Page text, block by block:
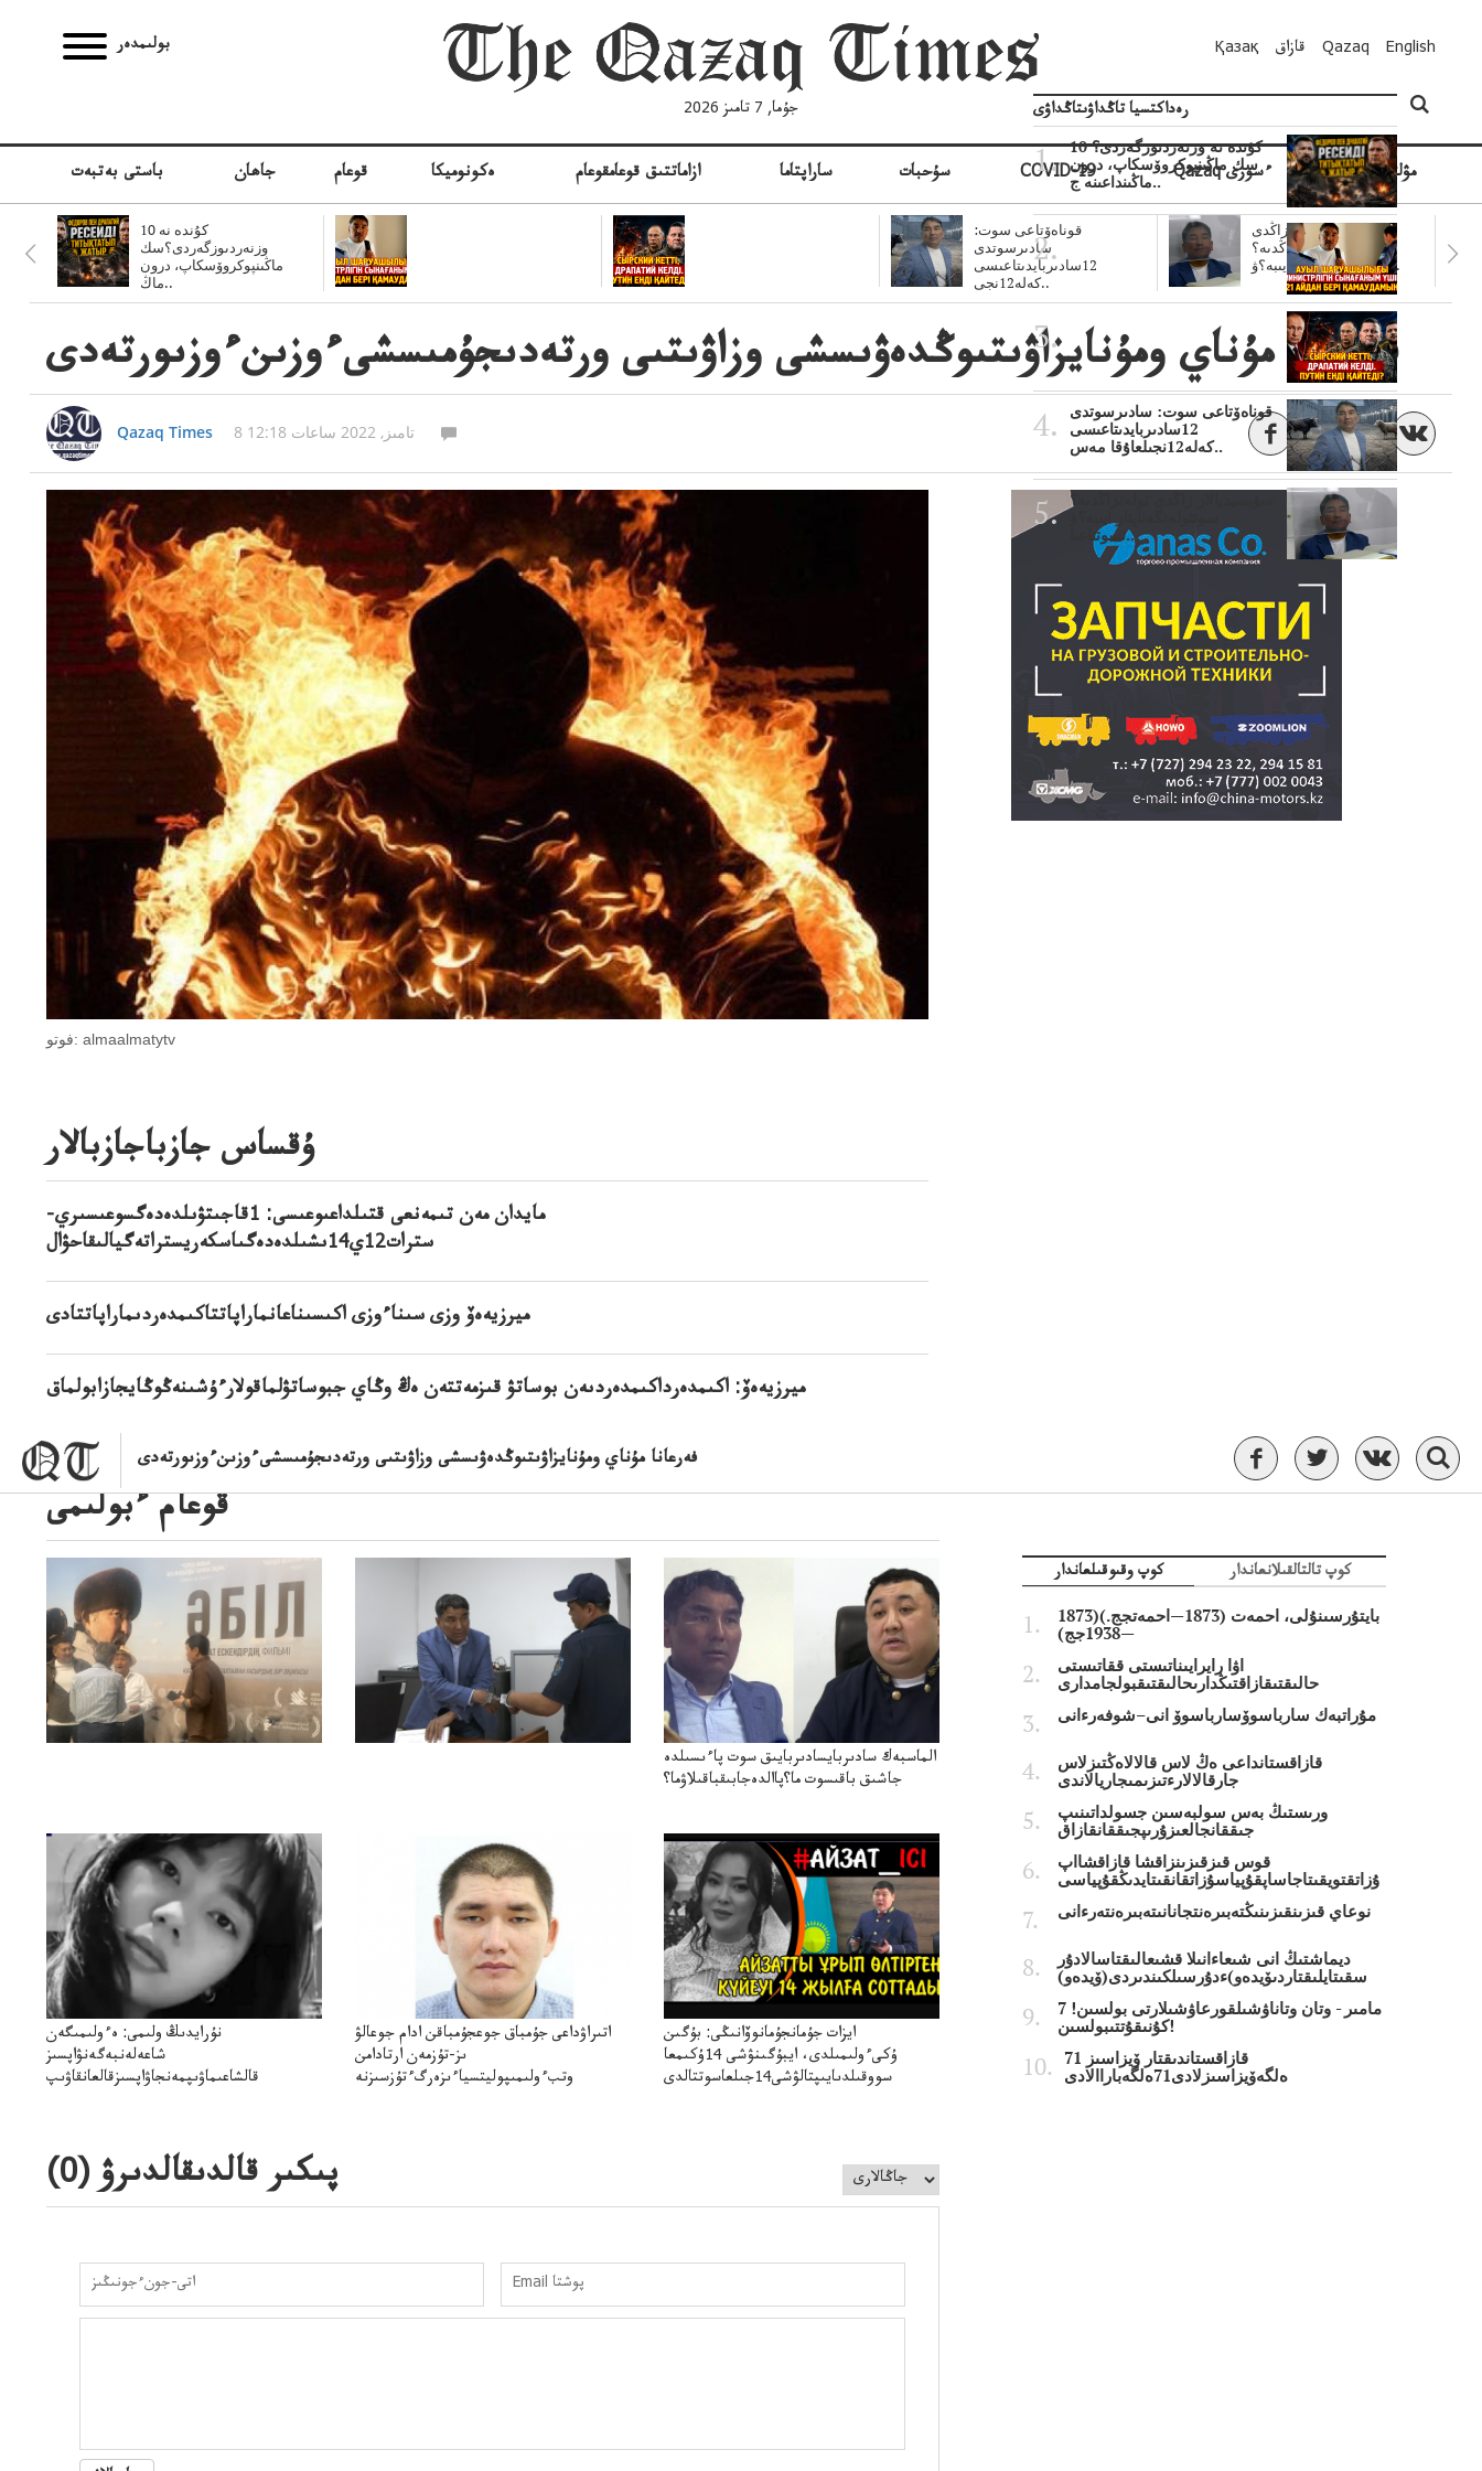
بولىمدەر
جۇما, 7 تامىز 2026
Қазақ قازاق Qazaq English
باستى بەتبەت جاھان قوعام ەكونوميكا ازاماتتىق قوعامقوعام ساراپتاما سۇحبات COVID-19 Qazaq ءسوزى مۋلتيمەديا
10 كۇندە نە
وزنەردىوزگەردى؟سك
ماڭىنپوكروۆسكاپ، درون
ماڭ..
قوناەۆتاعى سوت:
سادىرسوتدى
12سادىربايدىتاعىسى
كەلە12نجى..
سۋبسيديالار زاڭدى
تولەنزاڭدىە؟
سوتتولەنگەناپتار ايىبە؟ۋ..
فەرعانا مۇناي ومۇنايزاۋىتىوڭدەۋىسشى وزاۋىتىى ورتەدىجۇمىسشىءوزىنءوزىورتەدى
فەرعانا مۇناي ومۇنايزاۋىتىوڭدەۋىسشى وزاۋىتىى ورتەدىجۇمىسشىءوزىنءوزىورتەدى
Qazaq Times 8 تامىز, 2022 ساعات 12:18
فوتو: almaalmatytv
ۇقساس جازباجازبالار
مايدان مەن تىمەنعى قتىلداعىوعىسى: 1قاجىتۋىلدەدەگسوعىسىري-
سترات12ي14ىشىلدەدەگىاسكەريستراتەگيالىقاحۋال
ميرزيەەۆ وزى سىناءوزى اكىسىناعانماراپاتتاكىمدەردىماراپاتتادى
ميرزيەەۆ: اكىمدەرداكىمدەردىەن بوساتۋ قىزمەتتەن ەڭ وڭاي جبوساتۋلماقولارءۇشىنەڭوڭايجازابولماق
رەداكتسيا تاڭداۋىتاڭداۋى
10 كۇندە نە وزنەردىوزگەردى؟
سك ماڭىنپوكروۆسكاپ، درون
ماڭىنداعىنە ج..
قوناەۆتاعى سوت: سادىرسوتدى
12سادىربايدىتاعىسى
كەلە12نجىلعاۇقا مەس..
سۋبسيديالار زاڭدى تولەنزاڭدىە؟
تسوتتاعىا..
قوعام ءبولىمى
الماسبەك سادىربايسادىربايىق سوت پاءىسىلدە
جاشىق باقىسوت ما؟پاالدەجابىقباقىلاۋما؟
نۇرايدىڭ ولىمى: ەءولىمىگەن
شاعەلەنبەگەنۋاپسىز
قالشاعىماۋىپمەنجاۋاپسىزقالعانقاۋىپ
اتىراۋداعى جۇمباق جوعجۇمباقن ادام جوعالۋ
ىز-تۇزمەن ارتادامن
وتبءولىمىپوليتسياءىزەرگءتۇزسىزنە
ايزات جۇمانجۇمانوۆانىڭى: بۇگىن
ۇكىءولىمىلدى، ايبۇگىنۋشى 14ۇكىمعا
سووقىلدىايىپتالۋشى14جىلعاسوتتالدى
پىكىر قالدىقالدىرۋ (0
)
كوپ وقىوقىلعاندار كوپ تالتالقىلانعاندار
بايتۇرسىنۇلى، احمەت (1873—احمەتجج.)(1873
—1938جج)
اۋا رايرايىناتىستى ققاتىستى
حالىقتىقازاقتىڭدارىحالىقتىقبولجامدارى
مۇراتبەك سارباسوۆسارباسوۆ انى–شوفەرءانى
قازاقستانداعى ەڭ لاس قالالاەڭتىزلاس
جارقالالارءتىزىمىجاريالاندى
ورىستىڭ بەس سولبەسىن جسولداتىنىپ
جىققانجالعىزۇرىپجىققانقازاق
قوس قىزقىزىنزاقشا قازاقشااپ
ۇزاتقتويقىتاجاساپقۇپياسۇزاتقانقىتايدىڭقۇپياسى
نوعاي قىزىنقىزىنىڭتەبىرەنتجانانىتەبىرەنتەرءانى
ديماشتىڭ انى شىعاءانىلا قشىعالىقتاسالادۇر
سقىتايلىقتاردىۆيدەو)ءدۇرسىلكىندىردى(ۆيدەو)
7 مامىر - وتان وتاناۋشىلقورعاۋشىلارتى بولسىن!
كۇنىقۇتتىبولسىن!
قازاقستاندىقتار ۆيزاسىز 71
ەلگەۆيزاسىزلادى71ەلگەباراالادى